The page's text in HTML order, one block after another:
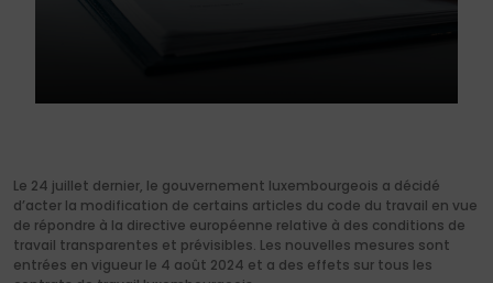
Le 24 juillet dernier, le gouvernement luxembourgeois a décidé
d’acter la modification de certains articles du code du travail en vue
de répondre à la directive européenne relative à des conditions de
travail transparentes et prévisibles. Les nouvelles mesures sont
entrées en vigueur le 4 août 2024 et a des effets sur tous les